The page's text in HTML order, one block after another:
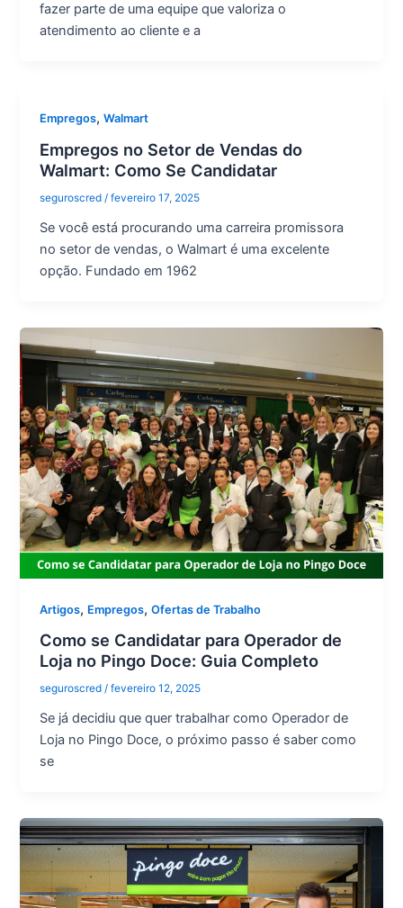
fazer parte de uma equipe que valoriza o
atendimento ao cliente e a
Empregos,Walmart
Empregos no Setor de Vendas do
Walmart: Como Se Candidatar
seguroscred/fevereiro 17, 2025
Se você está procurando uma carreira promissora
no setor de vendas, o Walmart é uma excelente
opção. Fundado em 1962
Artigos, Empregos,Ofertas de Trabalho
Como se Candidatar para Operador de
Loja no Pingo Doce: Guia Completo
seguroscred/fevereiro 12, 2025
Se já decidiu que quer trabalhar como Operador de
Loja no Pingo Doce, o próximo passo é saber como
se